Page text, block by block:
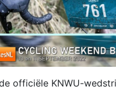
officiële KNWU-